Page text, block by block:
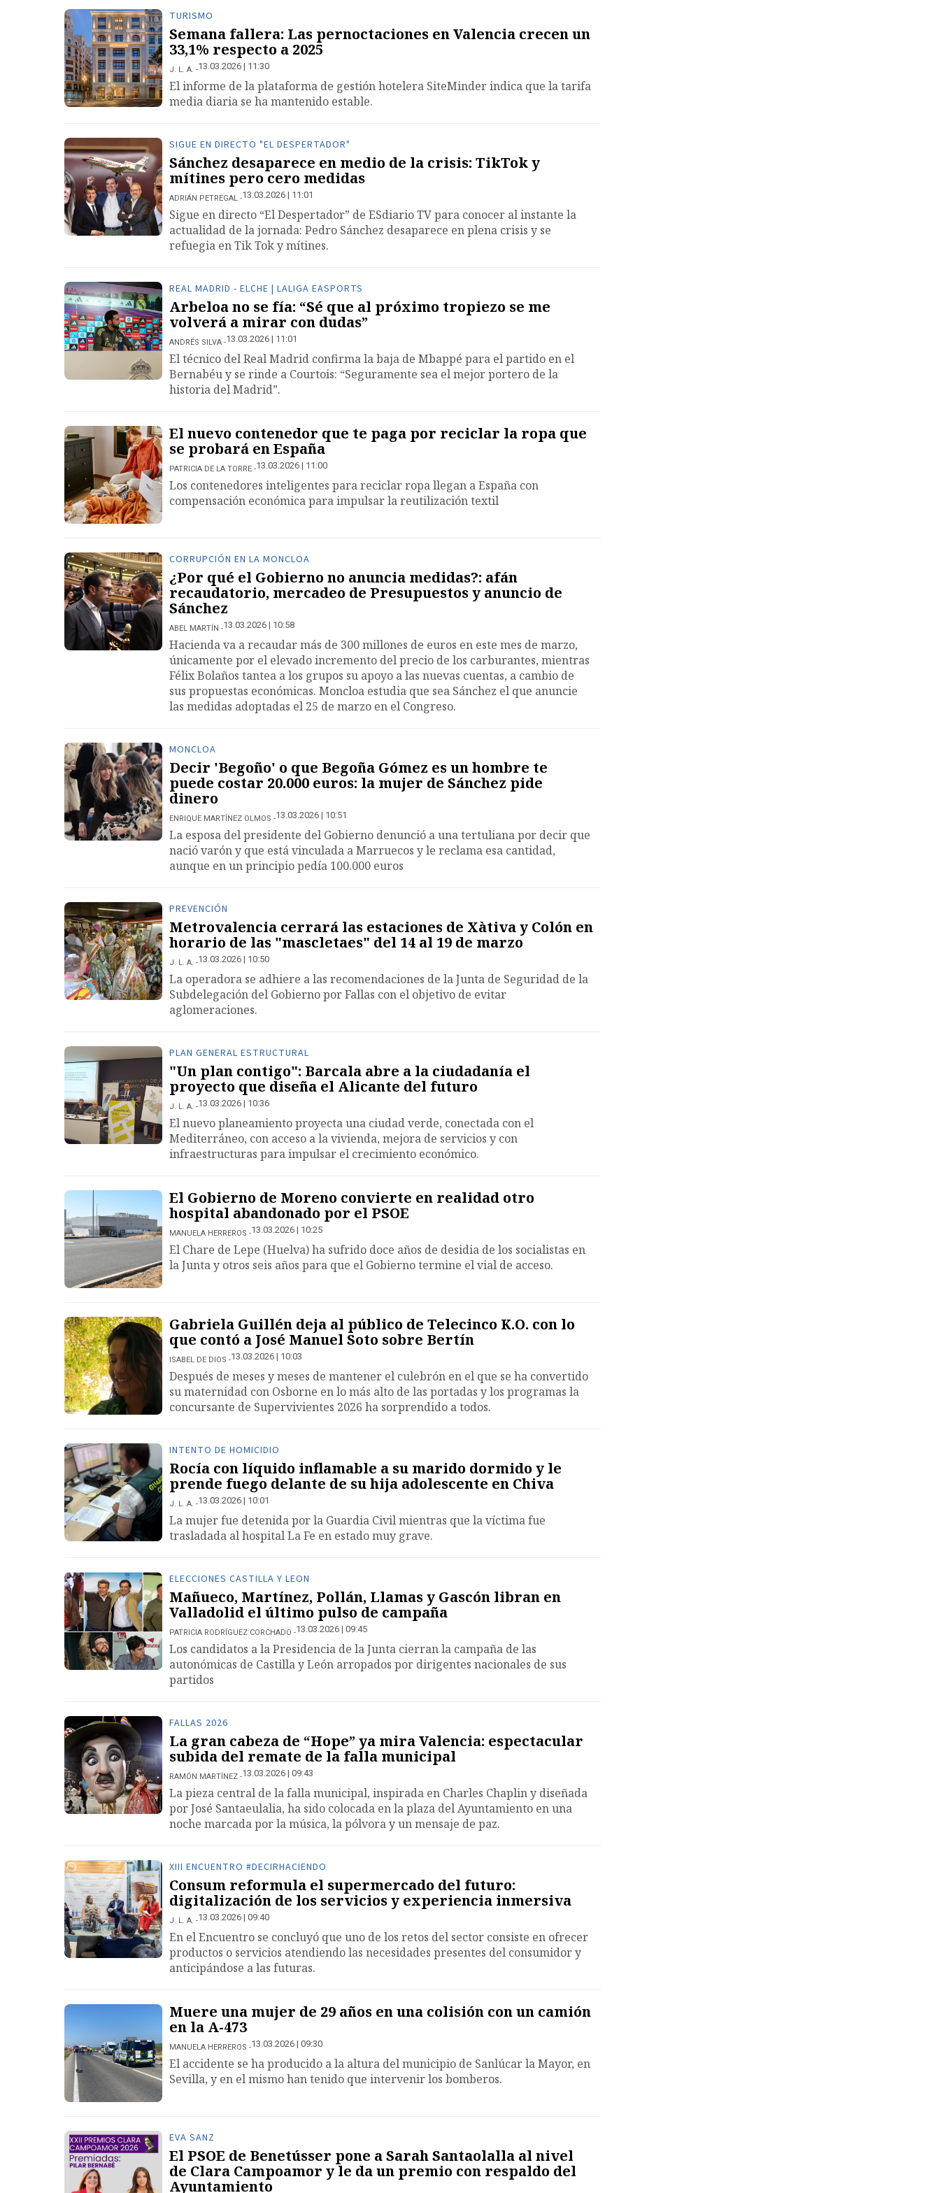
TURISMO
Semana fallera: Las pernoctaciones en Valencia crecen un
33,1% respecto a 2025
J. L. A. 13.03.2026 | 11:30
El informe de la plataforma de gestión hotelera SiteMinder indica que la tarifa
media diaria se ha mantenido estable.
SIGUE EN DIRECTO "EL DESPERTADOR"
Sánchez desaparece en medio de la crisis: TikTok y
mítines pero cero medidas
ADRIÁN PETREGAL 13.03.2026 | 11:01
Sigue en directo “El Despertador” de ESdiario TV para conocer al instante la
actualidad de la jornada: Pedro Sánchez desaparece en plena crisis y se
refuegia en Tik Tok y mítines.
REAL MADRID - ELCHE | LALIGA EASPORTS
Arbeloa no se fía: “Sé que al próximo tropiezo se me
volverá a mirar con dudas”
ANDRÉS SILVA 13.03.2026 | 11:01
El técnico del Real Madrid confirma la baja de Mbappé para el partido en el
Bernabéu y se rinde a Courtois: “Seguramente sea el mejor portero de la
historia del Madrid”.
El nuevo contenedor que te paga por reciclar la ropa que
se probará en España
PATRICIA DE LA TORRE 13.03.2026 | 11:00
Los contenedores inteligentes para reciclar ropa llegan a España con
compensación económica para impulsar la reutilización textil
CORRUPCIÓN EN LA MONCLOA
¿Por qué el Gobierno no anuncia medidas?: afán
recaudatorio, mercadeo de Presupuestos y anuncio de
Sánchez
ABEL MARTÍN 13.03.2026 | 10:58
Hacienda va a recaudar más de 300 millones de euros en este mes de marzo,
únicamente por el elevado incremento del precio de los carburantes, mientras
Félix Bolaños tantea a los grupos su apoyo a las nuevas cuentas, a cambio de
sus propuestas económicas. Moncloa estudia que sea Sánchez el que anuncie
las medidas adoptadas el 25 de marzo en el Congreso.
MONCLOA
Decir 'Begoño' o que Begoña Gómez es un hombre te
puede costar 20.000 euros: la mujer de Sánchez pide
dinero
ENRIQUE MARTÍNEZ OLMOS 13.03.2026 | 10:51
La esposa del presidente del Gobierno denunció a una tertuliana por decir que
nació varón y que está vinculada a Marruecos y le reclama esa cantidad,
aunque en un principio pedía 100.000 euros
PREVENCIÓN
Metrovalencia cerrará las estaciones de Xàtiva y Colón en
horario de las "mascletaes" del 14 al 19 de marzo
J. L. A. 13.03.2026 | 10:50
La operadora se adhiere a las recomendaciones de la Junta de Seguridad de la
Subdelegación del Gobierno por Fallas con el objetivo de evitar
aglomeraciones.
PLAN GENERAL ESTRUCTURAL
"Un plan contigo": Barcala abre a la ciudadanía el
proyecto que diseña el Alicante del futuro
J. L. A. 13.03.2026 | 10:36
El nuevo planeamiento proyecta una ciudad verde, conectada con el
Mediterráneo, con acceso a la vivienda, mejora de servicios y con
infraestructuras para impulsar el crecimiento económico.
El Gobierno de Moreno convierte en realidad otro
hospital abandonado por el PSOE
MANUELA HERREROS 13.03.2026 | 10:25
El Chare de Lepe (Huelva) ha sufrido doce años de desidia de los socialistas en
la Junta y otros seis años para que el Gobierno termine el vial de acceso.
Gabriela Guillén deja al público de Telecinco K.O. con lo
que contó a José Manuel Soto sobre Bertín
ISABEL DE DIOS 13.03.2026 | 10:03
Después de meses y meses de mantener el culebrón en el que se ha convertido
su maternidad con Osborne en lo más alto de las portadas y los programas la
concursante de Supervivientes 2026 ha sorprendido a todos.
INTENTO DE HOMICIDIO
Rocía con líquido inflamable a su marido dormido y le
prende fuego delante de su hija adolescente en Chiva
J. L. A. 13.03.2026 | 10:01
La mujer fue detenida por la Guardia Civil mientras que la víctima fue
trasladada al hospital La Fe en estado muy grave.
ELECCIONES CASTILLA Y LEON
Mañueco, Martínez, Pollán, Llamas y Gascón libran en
Valladolid el último pulso de campaña
PATRICIA RODRÍGUEZ CORCHADO 13.03.2026 | 09:45
Los candidatos a la Presidencia de la Junta cierran la campaña de las
autonómicas de Castilla y León arropados por dirigentes nacionales de sus
partidos
FALLAS 2026
La gran cabeza de “Hope” ya mira Valencia: espectacular
subida del remate de la falla municipal
RAMÓN MARTÍNEZ 13.03.2026 | 09:43
La pieza central de la falla municipal, inspirada en Charles Chaplin y diseñada
por José Santaeulalia, ha sido colocada en la plaza del Ayuntamiento en una
noche marcada por la música, la pólvora y un mensaje de paz.
XIII ENCUENTRO #DECIRHACIENDO
Consum reformula el supermercado del futuro:
digitalización de los servicios y experiencia inmersiva
J. L. A. 13.03.2026 | 09:40
En el Encuentro se concluyó que uno de los retos del sector consiste en ofrecer
productos o servicios atendiendo las necesidades presentes del consumidor y
anticipándose a las futuras.
Muere una mujer de 29 años en una colisión con un camión
en la A-473
MANUELA HERREROS 13.03.2026 | 09:30
El accidente se ha producido a la altura del municipio de Sanlúcar la Mayor, en
Sevilla, y en el mismo han tenido que intervenir los bomberos.
EVA SANZ
El PSOE de Benetússer pone a Sarah Santaolalla al nivel
de Clara Campoamor y le da un premio con respaldo del
Ayuntamiento